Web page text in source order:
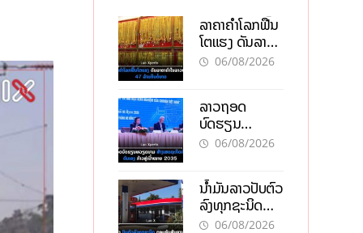
ລາຄາຄຳໂລກຟື້ນ
ໂຕແຮງ ດັນລາຄາ
ຄຳໃນລາວທະລຸ
06/08/2026
ລາວຖອດ
ບົດຮຽນ
ຫວຽດນາມ ສ້າງ
ເປົ້າໝາຍ 2035
06/08/2026
ນໍ້າມັນລາວປັບຕົວ
ລົງທຸກຊະນິດ
ຕອບຮັບສັນຍານ
06/08/2026